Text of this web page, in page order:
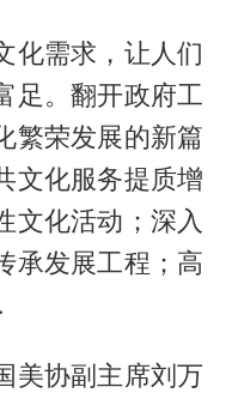
化需求，让人们
足。翻开政府工
繁荣发展的新篇
文化服务提质增
文化活动；深入
承发展工程；高
美协副主席刘万